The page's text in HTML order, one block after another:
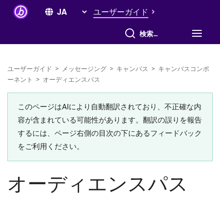
ユーザーガイド
すべて検索
ユーザーガイド > メッセージング > キャンバス > キャンバスコンポ
ーネント > オーディエンスパス
このページはAIにより自動翻訳されており、不正確な内
容が含まれている可能性があります。翻訳の誤りを報告
するには、ページ右側の目次の下にあるフィードバック
をご利用ください。
オーディエンスパス